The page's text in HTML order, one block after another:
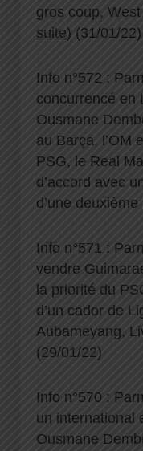
gros coup,
suite) (31/01/22)
Info n°572 :
concurrencé en
Ousmane
au Barça, l’OM
PSG, le Real
d’accord avec
d’une
Info n°571 :
vendre
la priorité du
d’un cador de
Aubameyang,
(29/01/22)
Info n°570 :
un international
Ousmane